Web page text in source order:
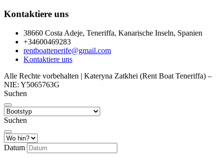
Kontaktiere uns
38660 Costa Adeje, Teneriffa, Kanarische Inseln, Spanien
+34600469283
rentboattenerife@gmail.com
Kontaktiere uns
Alle Rechte vorbehalten | Kateryna Zatkhei (Rent Boat Teneriffa) –
NIE: Y5065763G
Suchen
Suchen
Datum